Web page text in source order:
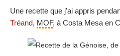
Une recette que j'ai appris
Tréand, MOF, à Costa Mesa en